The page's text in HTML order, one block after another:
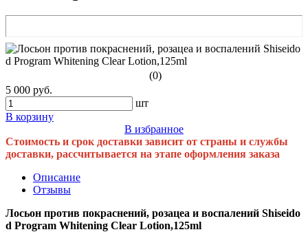
(0)
5 000 руб.
шт
В корзину
В избранное
Стоимость и срок доставки зависит от страны и службы
доставки, рассчитывается на этапе оформления заказа
Описание
Отзывы
Лосьон против покраснений, розацеа и воспалений Shiseido
d Program Whitening Clear Lotion,125ml